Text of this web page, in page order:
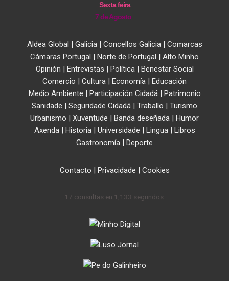
Sexta feira
7 de Agosto
Aldea Global | Galicia| Concellos Galicia| Comarcas
Cámaras Portugal | Norte de Portugal | Alto Minho
Opinión | Entrevistas | Política| Benestar Social
Comercio | Cultura | Economía | Educación
Medio Ambiente | Participación Cidadá| Patrimonio
Sanidade | Seguridade Cidadá | Traballo | Turismo
Urbanismo | Xuventude | Banda deseñada | Humor
Axenda| Historia| Universidade | Lingua| Libros
Gastronomía | Deporte
Contacto | Privacidade | Cookies
17 consultas en 1,133 segundos.